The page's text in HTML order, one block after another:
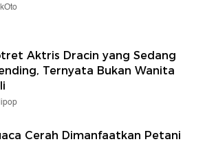
Aktris Dracin yang Sedang
Ternyata Bukan Wanita
Cerah Dimanfaatkan Petani